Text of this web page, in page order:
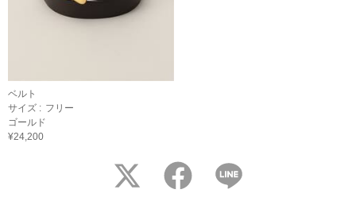
ベルト
サイズ : フリー
ゴールド
¥24,200
twitter facebook